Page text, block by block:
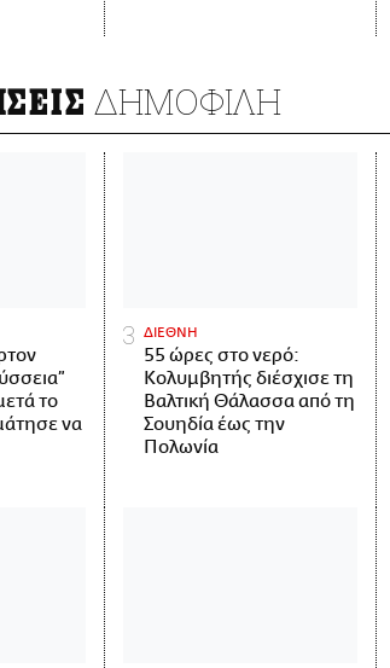
ΔΗΜΟΦΙΛΗ
το
να
ΔΙΕΘΝΗ
55 ώρες στο νερό:
Κολυμβητής διέσχισε τη
Βαλτική Θάλασσα από τη
Σουηδία έως την
Πολωνία